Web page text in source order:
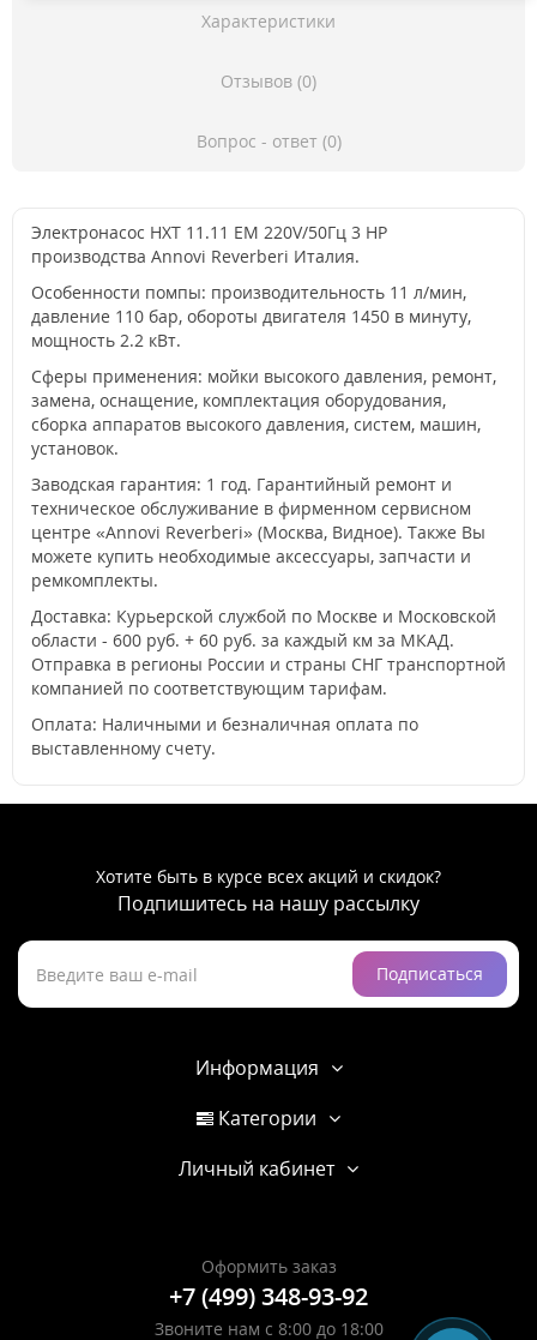
Характеристики
Отзывов (0)
Вопрос - ответ (0)
Электронасос HXT 11.11 EM 220V/50Гц 3 HP
производства Annovi Reverberi Италия.
Особенности помпы: производительность 11 л/мин,
давление 110 бар, обороты двигателя 1450 в минуту,
мощность 2.2 кВт.
Сферы применения: мойки высокого давления, ремонт,
замена, оснащение, комплектация оборудования,
сборка аппаратов высокого давления, систем, машин,
установок.
Заводская гарантия: 1 год. Гарантийный ремонт и
техническое обслуживание в фирменном сервисном
центре «Annovi Reverberi» (Москва, Видное). Также Вы
можете купить необходимые аксессуары, запчасти и
ремкомплекты.
Доставка: Курьерской службой по Москве и Московской
области - 600 руб. + 60 руб. за каждый км за МКАД.
Отправка в регионы России и страны СНГ транспортной
компанией по соответствующим тарифам.
Оплата: Наличными и безналичная оплата по
выставленному счету.
Хотите быть в курсе всех акций и скидок?
Подпишитесь на нашу рассылку
Подписаться
Информация
Категории
Личный кабинет
Оформить заказ
+7 (499) 348-93-92
Звоните нам с 8:00 до 18:00